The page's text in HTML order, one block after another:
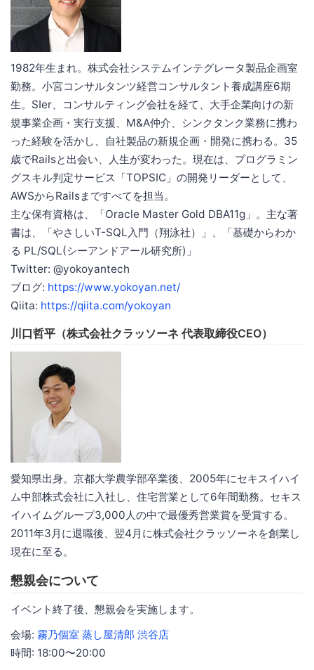
1982年生まれ。株式会社システムインテグレータ製品企画室
勤務。小宮コンサルタンツ経営コンサルタント養成講座6期
生。SIer、コンサルティング会社を経て、大手企業向けの新
規事業企画・実行支援、M&A仲介、シンクタンク業務に携わ
った経験を活かし、自社製品の新規企画・開発に携わる。35
歳でRailsと出会い、人生が変わった。現在は、プログラミン
グスキル判定サービス「TOPSIC」の開発リーダーとして、
AWSからRailsまですべてを担当。
主な保有資格は、「Oracle Master Gold DBA11g」。主な著
書は、「やさしいT-SQL入門（翔泳社）」、「基礎からわか
る PL/SQL(シーアンドアール研究所)」
Twitter: @yokoyantech
ブログ: https://www.yokoyan.net/
Qiita: https://qiita.com/yokoyan
川口哲平（株式会社クラッソーネ 代表取締役CEO）
愛知県出身。京都大学農学部卒業後、2005年にセキスイハイ
ム中部株式会社に入社し、住宅営業として6年間勤務。セキス
イハイムグループ3,000人の中で最優秀営業賞を受賞する。
2011年3月に退職後、翌4月に株式会社クラッソーネを創業し
現在に至る。
懇親会について
イベント終了後、懇親会を実施します。
会場: 霧乃個室 蒸し屋清郎 渋谷店
時間: 18:00〜20:00